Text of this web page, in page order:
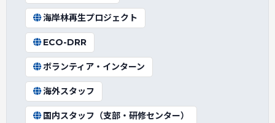
海岸林再生プロジェクト
ECO-DRR
ボランティア・インターン
海外スタッフ
国内スタッフ（支部・研修センター）